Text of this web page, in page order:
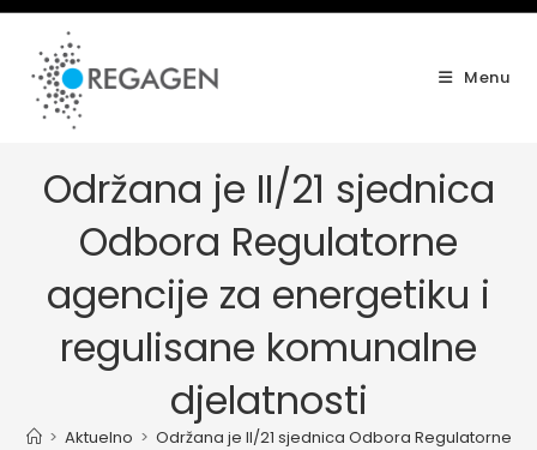
Skip
content
Menu
Održana je II/21 sjednica
Odbora Regulatorne
agencije za energetiku i
regulisane komunalne
djelatnosti
> Aktuelno > Održana je II/21 sjednica Odbora Regulatorne